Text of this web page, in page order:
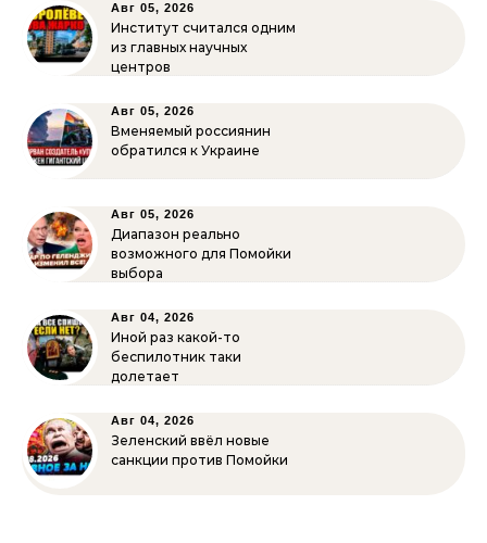
Авг 05, 2026
Институт считался одним
из главных научных
центров
Авг 05, 2026
Вменяемый россиянин
обратился к Украине
Авг 05, 2026
Диапазон реально
возможного для Помойки
выбора
Авг 04, 2026
Иной раз какой-то
беспилотник таки
долетает
Авг 04, 2026
Зеленский ввёл новые
санкции против Помойки